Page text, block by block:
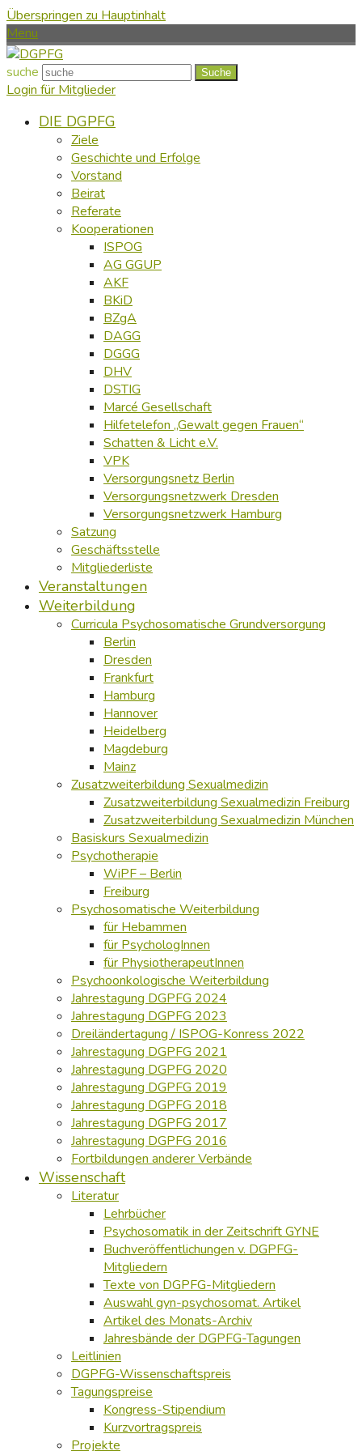
Überspringen zu Hauptinhalt
Menu
suche Suche
Login für Mitglieder
DIE DGPFG
Ziele
Geschichte und Erfolge
Vorstand
Beirat
Referate
Kooperationen
ISPOG
AG GGUP
AKF
BKiD
BZgA
DAGG
DGGG
DHV
DSTIG
Marcé Gesellschaft
Hilfetelefon „Gewalt gegen Frauen“
Schatten & Licht e.V.
VPK
Versorgungsnetz Berlin
Versorgungsnetzwerk Dresden
Versorgungsnetzwerk Hamburg
Satzung
Geschäftsstelle
Mitgliederliste
Veranstaltungen
Weiterbildung
Curricula Psychosomatische Grundversorgung
Berlin
Dresden
Frankfurt
Hamburg
Hannover
Heidelberg
Magdeburg
Mainz
Zusatzweiterbildung Sexualmedizin
Zusatzweiterbildung Sexualmedizin Freiburg
Zusatzweiterbildung Sexualmedizin München
Basiskurs Sexualmedizin
Psychotherapie
WiPF – Berlin
Freiburg
Psychosomatische Weiterbildung
für Hebammen
für PsychologInnen
für PhysiotherapeutInnen
Psychoonkologische Weiterbildung
Jahrestagung DGPFG 2024
Jahrestagung DGPFG 2023
Dreiländertagung / ISPOG-Konress 2022
Jahrestagung DGPFG 2021
Jahrestagung DGPFG 2020
Jahrestagung DGPFG 2019
Jahrestagung DGPFG 2018
Jahrestagung DGPFG 2017
Jahrestagung DGPFG 2016
Fortbildungen anderer Verbände
Wissenschaft
Literatur
Lehrbücher
Psychosomatik in der Zeitschrift GYNE
Buchveröffentlichungen v. DGPFG-
Mitgliedern
Texte von DGPFG-Mitgliedern
Auswahl gyn-psychosomat. Artikel
Artikel des Monats-Archiv
Jahresbände der DGPFG-Tagungen
Leitlinien
DGPFG-Wissenschaftspreis
Tagungspreise
Kongress-Stipendium
Kurzvortragspreis
Projekte